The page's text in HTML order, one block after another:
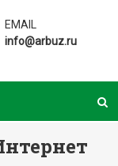
EMAIL
info@arbuz.ru